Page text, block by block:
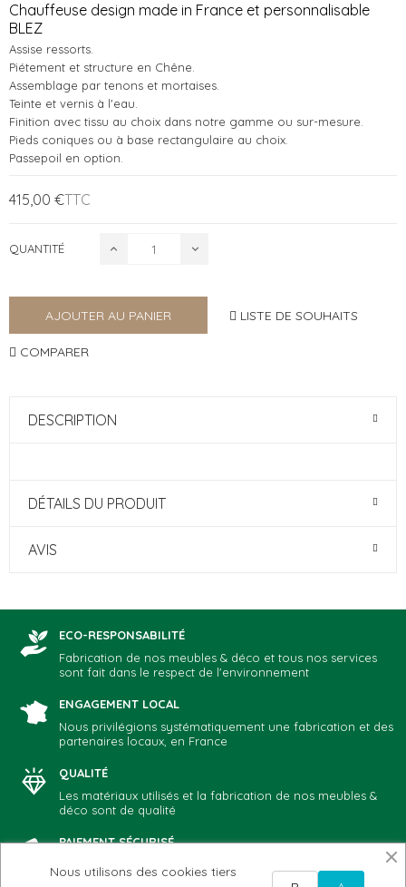
Chauffeuse design made in France et personnalisable
BLEZ
Assise ressorts.
Piétement et structure en Chêne.
Assemblage par tenons et mortaises.
Teinte et vernis à l'eau.
Finition avec tissu au choix dans notre gamme ou sur-mesure.
Pieds coniques ou à base rectangulaire au choix.
Passepoil en option.
415,00 €TTC
QUANTITÉ
AJOUTER AU PANIER LISTE DE SOUHAITS
COMPARER
DESCRIPTION
DÉTAILS DU PRODUIT
AVIS
ECO-RESPONSABILITÉ
Fabrication de nos meubles & déco et tous nos services
sont fait dans le respect de l'environnement
ENGAGEMENT LOCAL
Nous privilégions systématiquement une fabrication et des
partenaires locaux, en France
QUALITÉ
Les matériaux utilisés et la fabrication de nos meubles &
déco sont de qualité
PAIEMENT SÉCURISÉ
Vous choisissez votre mode de paiement préféré: CB,
Paypal, chèque, virement
Nous utilisons des cookies tiers